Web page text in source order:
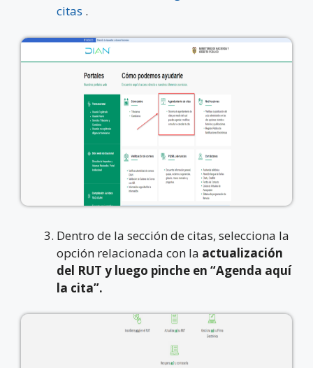
citas .
Dentro de la sección de citas, selecciona la
opción relacionada con la actualización
del RUT y luego pinche en “Agenda aquí
la cita”.